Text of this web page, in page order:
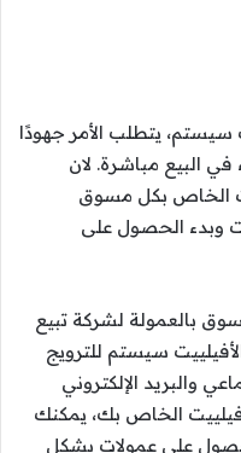
سيستم، يتطلب الأمر جهودًا
البيع مباشرة. لان
الخاص بكل مسوق
وبدء الحصول على
بالعمولة لشركة تبيع
سيستم للترويج
والبريد الإلكتروني
الخاص بك، يمكنك
على عمولات بشكل